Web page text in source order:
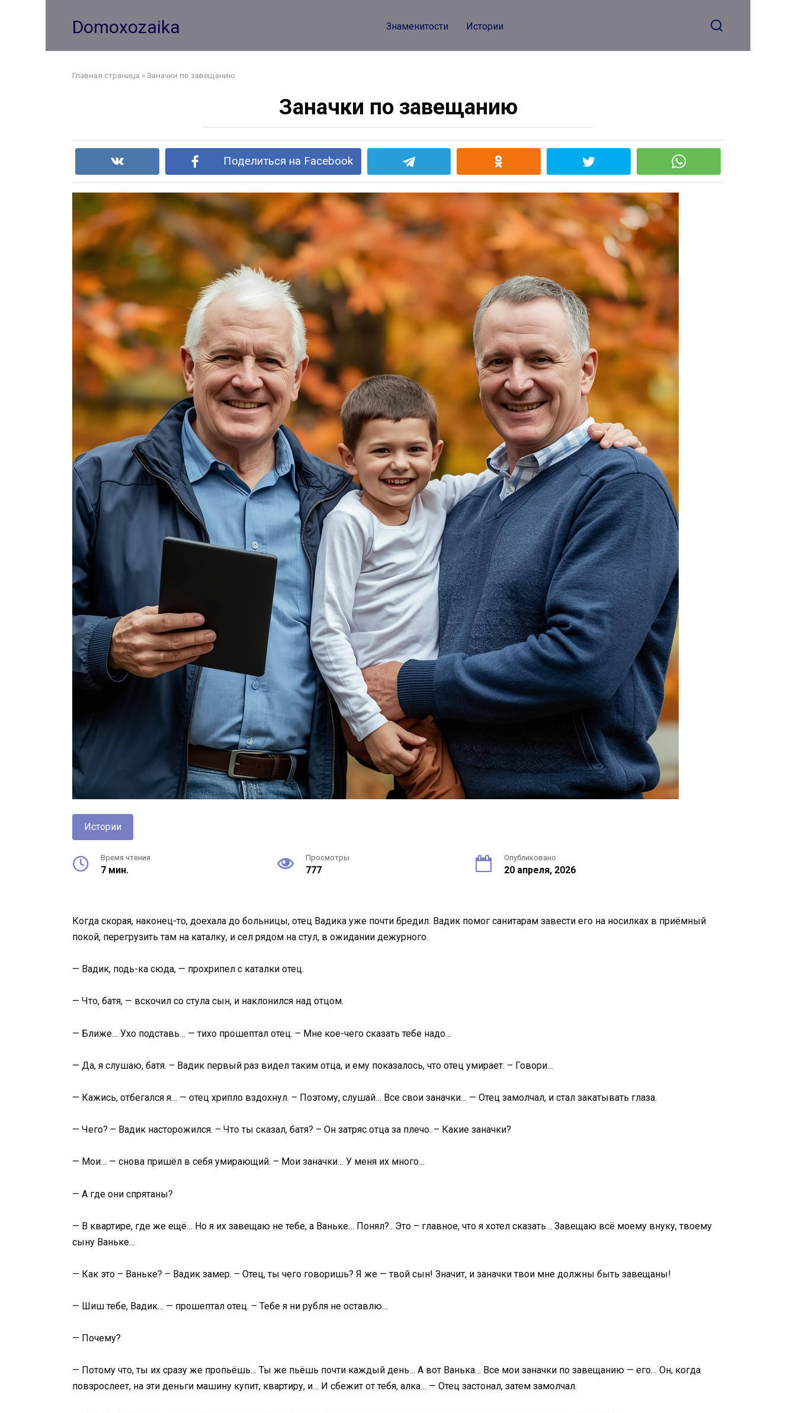
Domoxozaika Знаменитости Истории
Главная страница »Заначки по завещанию
Заначки по завещанию
Поделиться на Facebook
Истории
Время чтения
7 мин.
Просмотры
777
Опубликовано
20 апреля, 2026
Когда скорая, наконец-то, доехала до больницы, отец Вадика уже почти бредил. Вадик помог санитарам завести его на носилках в приёмный
покой, перегрузить там на каталку, и сел рядом на стул, в ожидании дежурного.
— Вадик, подь-ка сюда, — прохрипел с каталки отец.
— Что, батя, — вскочил со стула сын, и наклонился над отцом.
— Ближе… Ухо подставь… — тихо прошептал отец. – Мне кое-чего сказать тебе надо…
— Да, я слушаю, батя. – Вадик первый раз видел таким отца, и ему показалось, что отец умирает. – Говори…
— Кажись, отбегался я… — отец хрипло вздохнул. – Поэтому, слушай… Все свои заначки… — Отец замолчал, и стал закатывать глаза.
— Чего? – Вадик насторожился. – Что ты сказал, батя? – Он затряс отца за плечо. – Какие заначки?
— Мои… — снова пришёл в себя умирающий. – Мои заначки… У меня их много…
— А где они спрятаны?
— В квартире, где же ещё… Но я их завещаю не тебе, а Ваньке… Понял?.. Это – главное, что я хотел сказать… Завещаю всё моему внуку, твоему
сыну Ваньке…
— Как это – Ваньке? – Вадик замер. – Отец, ты чего говоришь? Я же — твой сын! Значит, и заначки твои мне должны быть завещаны!
— Шиш тебе, Вадик… — прошептал отец. – Тебе я ни рубля не оставлю…
— Почему?
— Потому что, ты их сразу же пропьёшь… Ты же пьёшь почти каждый день… А вот Ванька… Все мои заначки по завещанию — его… Он, когда
повзрослеет, на эти деньги машину купит, квартиру, и… И сбежит от тебя, алка… — Отец застонал, затем замолчал.